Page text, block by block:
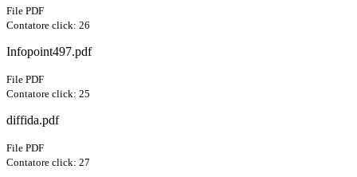
File PDF
Contatore click: 26
Infopoint497.pdf
File PDF
Contatore click: 25
diffida.pdf
File PDF
Contatore click: 27